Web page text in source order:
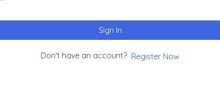
Sign In
Don't have an account? Register Now